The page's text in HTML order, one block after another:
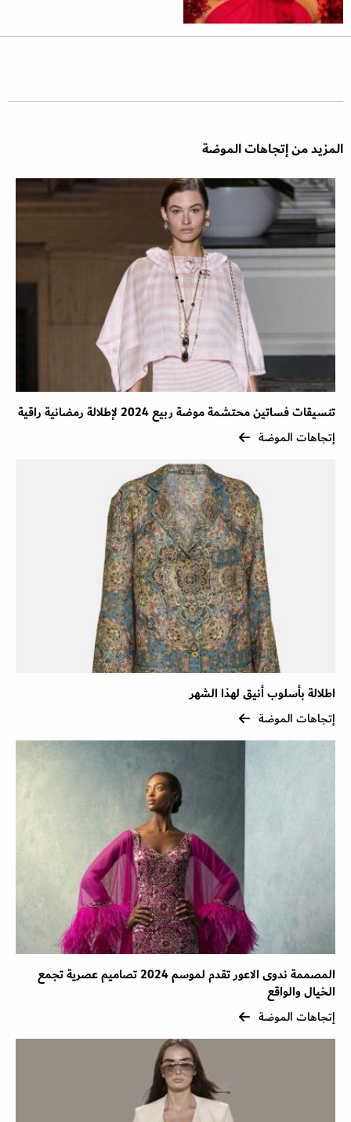
المزيد من إتجاهات الموضة
تنسيقات فساتين محتشمة موضة ربيع 2024 لإطلالة رمضانية راقية
إتجاهات الموضة
اطلالة بأسلوب أنيق لهذا الشهر
إتجاهات الموضة
المصممة ندوى الاعور تقدم لموسم 2024 تصاميم عصرية تجمع
الخيال والواقع
إتجاهات الموضة